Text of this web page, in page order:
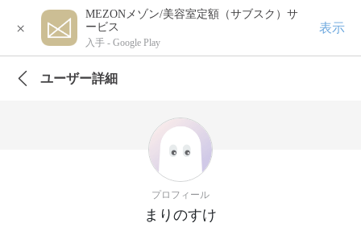
×
MEZONメゾン/美容室定額（サブスク）サ
ービス
入手 - Google Play
表示
ユーザー詳細
プロフィール
まりのすけ